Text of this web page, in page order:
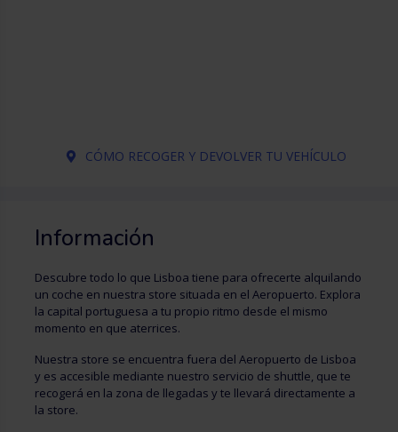
CÓMO RECOGER Y DEVOLVER TU VEHÍCULO
Información
Descubre todo lo que Lisboa tiene para ofrecerte alquilando
un coche en nuestra store situada en el Aeropuerto. Explora
la capital portuguesa a tu propio ritmo desde el mismo
momento en que aterrices.
Nuestra store se encuentra fuera del Aeropuerto de Lisboa
y es accesible mediante nuestro servicio de shuttle, que te
recogerá en la zona de llegadas y te llevará directamente a
la store.